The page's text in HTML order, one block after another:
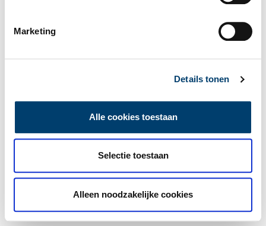
Marketing
Details tonen
Alle cookies toestaan
Selectie toestaan
Alleen noodzakelijke cookies